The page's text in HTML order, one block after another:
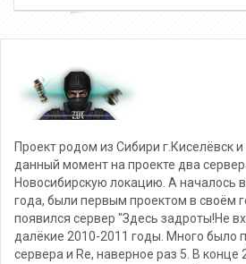
Проект родом из Сибири г.Киселёвск и
данный момент на проекте два
Новосибирскую локацию. А началось
года, были первым проектом в своём
появился сервер "Здесь задроты!Не
далёкие 2010-2011 годы. Много было
сервера и Re, наверное раз 5. В конце